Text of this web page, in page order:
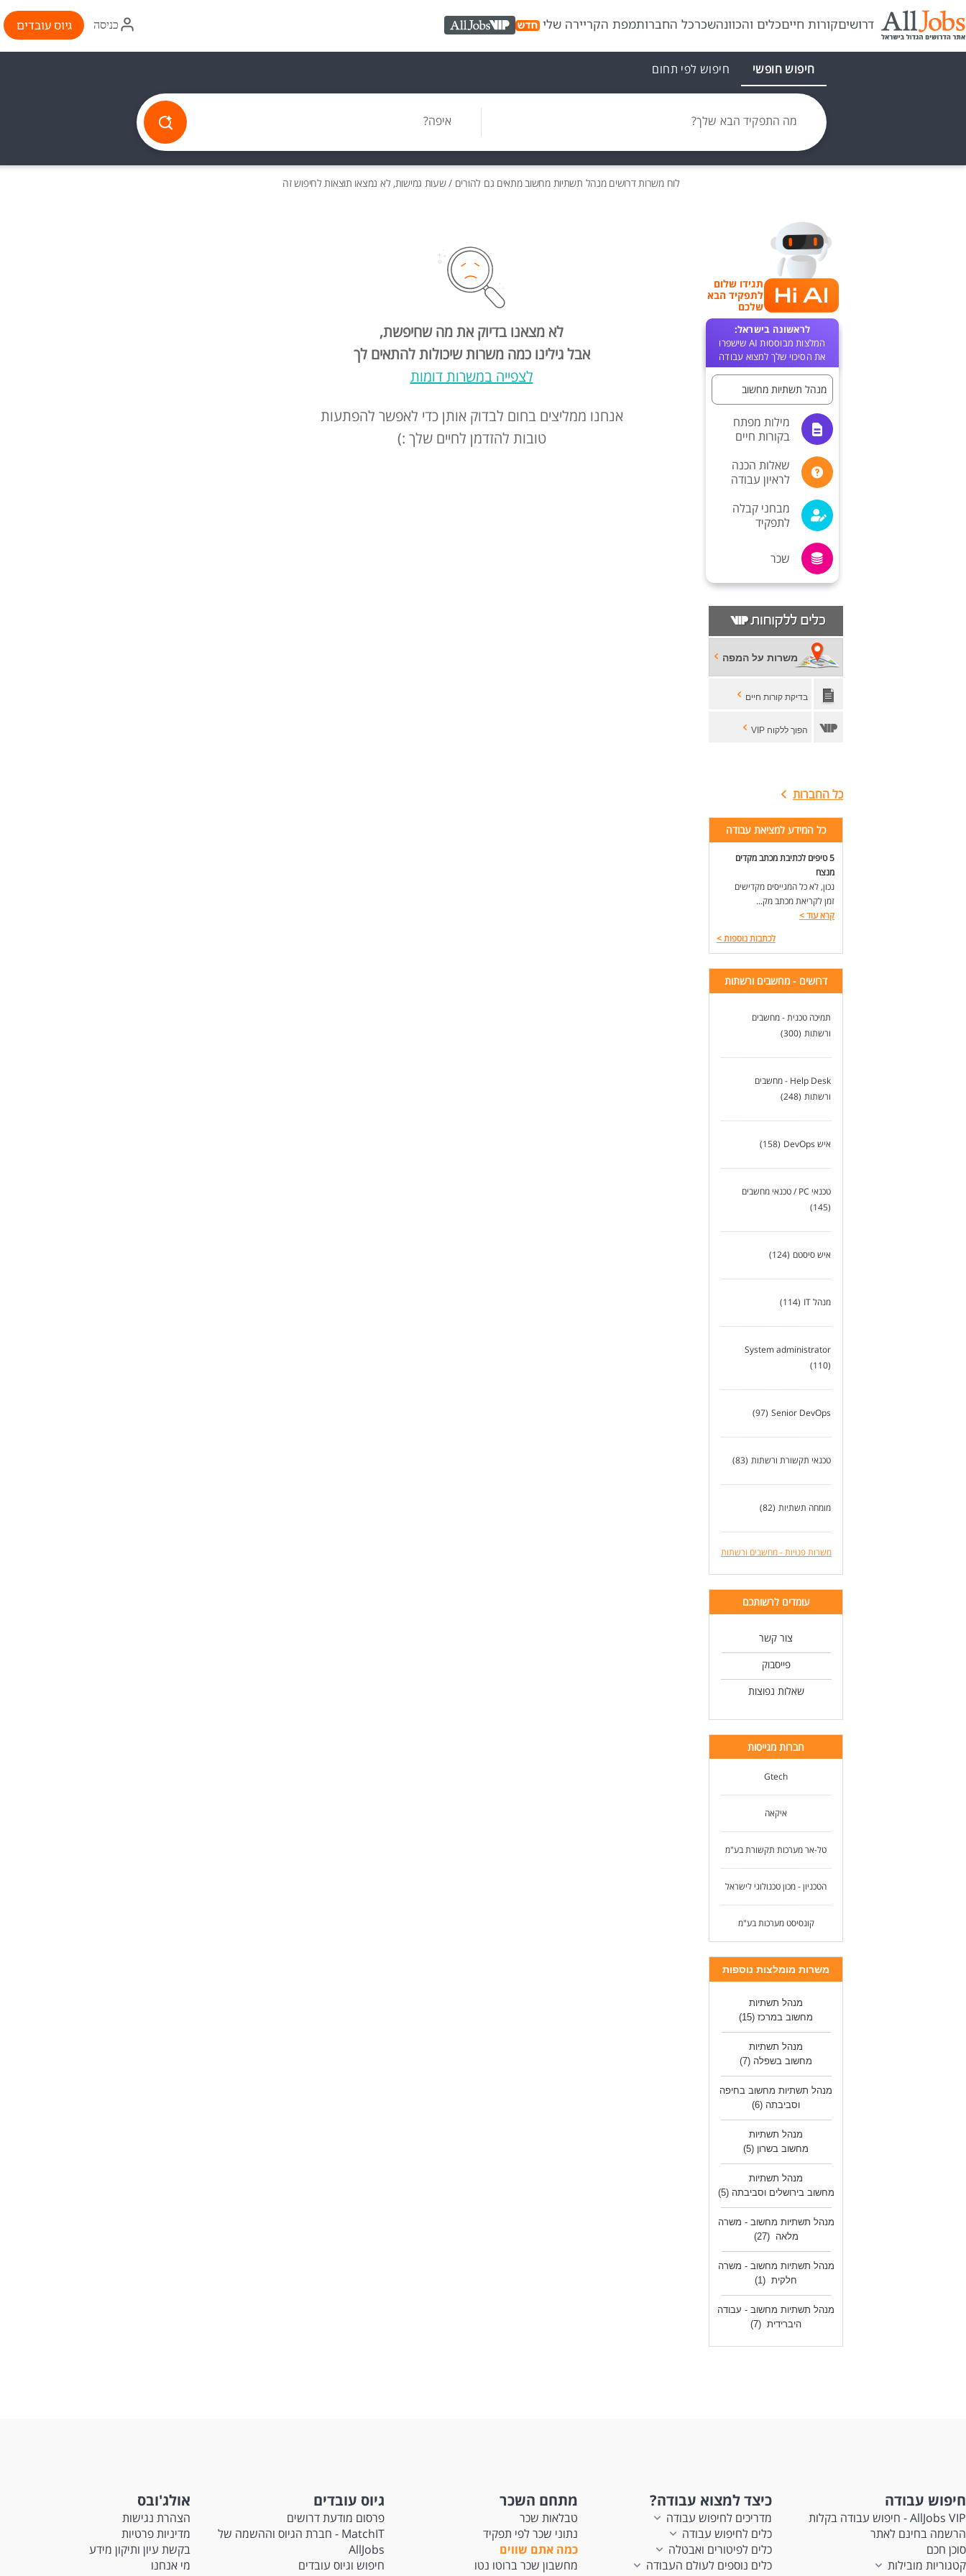
דרושיםקורות חייםכלים והכוונהשכרכל החברותמפת הקריירה שלי AllJobs VIP
איקון
התחברות
כניסה גיוס עובדים
חיפוש חופשי חיפוש לפי תחום
מה התפקיד הבא שלך? איפה?
לוח משרותדרושים מנהל תשתיות מחשוב מתאים גם להורים / שעות גמישות, לא נמצאו תוצאות לחיפוש זה
תגידו שלום
לתפקיד הבא
שלכם
לראשונה בישראל:
המלצות מבוססות AI שישפרו
את הסיכוי שלך למצוא עבודה
מנהל תשתיות מחשוב
מילות מפתח
בקורות חיים
שאלות הכנה
לראיון עבודה
מבחני קבלה
לתפקיד
שכר
משרות על המפה
בדיקת קורות חיים
הפוך ללקוח VIP
כל החברות
כל המידע למציאת עבודה
5 טיפים לכתיבת מכתב מקדים
מנצח
נכון, לא כל המגייסים מקדישים
זמן לקריאת מכתב מק...
קרא עוד>
לכתבות נוספות>
דרושים - מחשבים ורשתות
תמיכה טכנית - מחשבים
ורשתות (300)
Help Desk - מחשבים
ורשתות (248)
איש DevOps (158)
טכנאי PC / טכנאי מחשבים
(145)
איש סיסטם (124)
מנהל IT (114)
System administrator
(110)
Senior DevOps
(97)
טכנאי תקשורת ורשתות (83)
מומחה תשתיות (82)
משרות פנויות - מחשבים ורשתות
עומדים לרשותכם
צור קשר
פייסבוק
שאלות נפוצות
חברות מגייסות
Gtech
איקאה
טל-אר מערכות תקשורת בע"מ
הטכניון - מכון טכנולוגי לישראל
קונסיסט מערכות בע"מ
משרות מומלצות נוספות
מנהל תשתיות
מחשוב במרכז (15)
מנהל תשתיות
מחשוב בשפלה (7)
מנהל תשתיות מחשוב בחיפה
וסביבתה (6)
מנהל תשתיות
מחשוב בשרון (5)
מנהל תשתיות
מחשוב בירושלים וסביבתה (5)
מנהל תשתיות מחשוב - משרה
מלאה (27)
מנהל תשתיות מחשוב - משרה
חלקית (1)
מנהל תשתיות מחשוב - עבודה
היברידית (7)
לא מצאנו בדיוק את מה שחיפשת,
אבל גילינו כמה משרות שיכולות להתאים לך
לצפייה במשרות דומות
אנחנו ממליצים בחום לבדוק אותן כדי לאפשר להפתעות
טובות להזדמן לחיים שלך :)
חיפוש עבודה
AllJobs VIP - חיפוש עבודה בקלות
הרשמה בחינם לאתר
סוכן חכם
קטגוריות מובילות
כיצד למצוא עבודה?
מדריכים לחיפוש עבודה
כלים לחיפוש עבודה
כלים לפיטורים ואבטלה
כלים נוספים לעולם העבודה
מתחם השכר
טבלאות שכר
נתוני שכר לפי תפקיד
כמה אתם שווים
מחשבון שכר ברוטו נטו
גיוס עובדים
פרסום מודעת דרושים
MatchIT - חברת הגיוס וההשמה של
AllJobs
חיפוש וגיוס עובדים
אולג'ובס
הצהרת נגישות
מדיניות פרטיות
בקשת עיון ותיקון מידע
מי אנחנו